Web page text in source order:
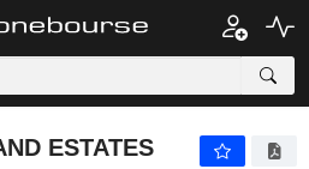
ESTATES